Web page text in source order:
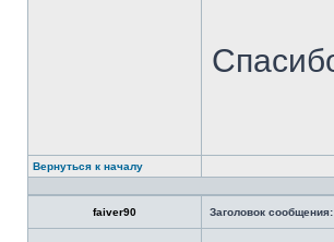
Вернуться к началу
faiver90 Заголовок сообщения: